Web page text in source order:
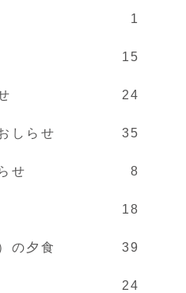
1
15
24
しらせ 35
せ 8
18
の夕食 39
24